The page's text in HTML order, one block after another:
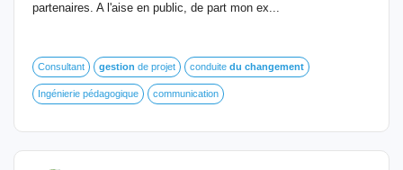
partenaires. A l'aise en public, de part mon ex...
Consultant gestion de projet conduite du changement
Ingénierie pédagogique communication